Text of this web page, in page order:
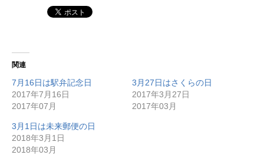
関連
7月16日は駅弁記念日
2017年7月16日
2017年07月
3月27日はさくらの日
2017年3月27日
2017年03月
3月1日は未来郵便の日
2018年3月1日
2018年03月